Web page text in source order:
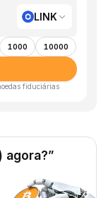
LINK
1000 10000
fiduciárias
agora?”